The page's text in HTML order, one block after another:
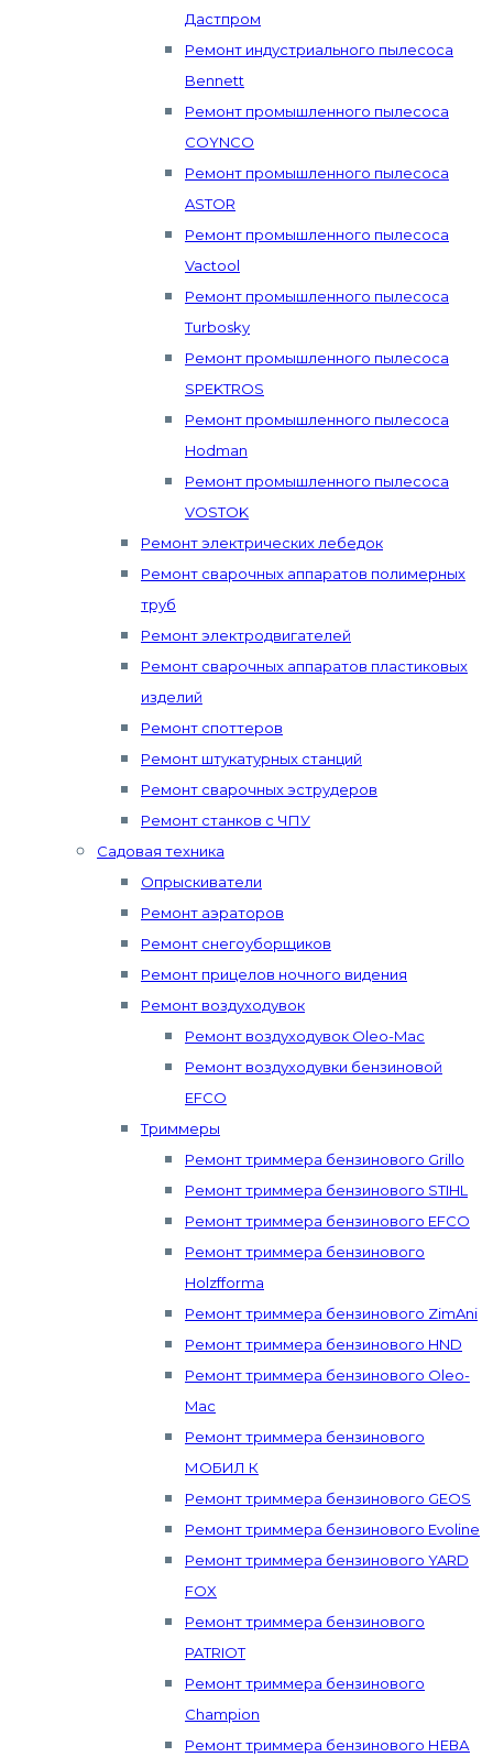
Дастпром
Ремонт индустриального пылесоса
Bennett
Ремонт промышленного пылесоса
COYNCO
Ремонт промышленного пылесоса
ASTOR
Ремонт промышленного пылесоса
Vactool
Ремонт промышленного пылесоса
Turbosky
Ремонт промышленного пылесоса
SPEKTROS
Ремонт промышленного пылесоса
Hodman
Ремонт промышленного пылесоса
VOSTOK
Ремонт электрических лебедок
Ремонт сварочных аппаратов полимерных
труб
Ремонт электродвигателей
Ремонт сварочных аппаратов пластиковых
изделий
Ремонт споттеров
Ремонт штукатурных станций
Ремонт сварочных эструдеров
Ремонт станков с ЧПУ
Садовая техника
Опрыскиватели
Ремонт аэраторов
Ремонт снегоуборщиков
Ремонт прицелов ночного видения
Ремонт воздуходувок
Ремонт воздуходувок Oleo-Mac
Ремонт воздуходувки бензиновой
EFCO
Триммеры
Ремонт триммера бензинового Grillo
Ремонт триммера бензинового STIHL
Ремонт триммера бензинового EFCO
Ремонт триммера бензинового
Holzfforma
Ремонт триммера бензинового ZimAni
Ремонт триммера бензинового HND
Ремонт триммера бензинового Oleo-
Mac
Ремонт триммера бензинового
МОБИЛ К
Ремонт триммера бензинового GEOS
Ремонт триммера бензинового Evoline
Ремонт триммера бензинового YARD
FOX
Ремонт триммера бензинового
PATRIOT
Ремонт триммера бензинового
Champion
Ремонт триммера бензинового НЕВА